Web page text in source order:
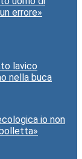
errore»
lavico
nella buca
io non